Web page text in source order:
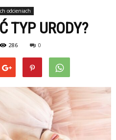
odcieniach
TYP URODY?
286 0